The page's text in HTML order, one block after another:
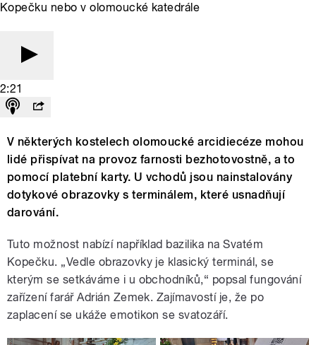
Kopečku nebo v olomoucké katedrále
2:21
V některých kostelech olomoucké arcidiecéze mohou
lidé přispívat na provoz farnosti bezhotovostně, a to
pomocí platební karty. U vchodů jsou nainstalovány
dotykové obrazovky s terminálem, které usnadňují
darování.
Tuto možnost nabízí například bazilika na Svatém
Kopečku. „Vedle obrazovky je klasický terminál, se
kterým se setkáváme i u obchodníků,“ popsal fungování
zařízení farář Adrián Zemek. Zajímavostí je, že po
zaplacení se ukáže emotikon se svatozáří.